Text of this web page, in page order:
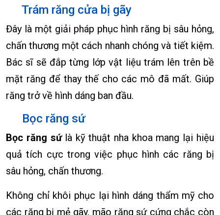
Trám răng cửa bị gãy
Đây là một giải pháp phục hình răng bị sâu hỏng,
chấn thương một cách nhanh chóng và tiết kiệm.
Bác sĩ sẽ đắp từng lớp vật liệu trám lên trên bề
mặt răng để thay thế cho các mô đã mất. Giúp
răng trở về hình dáng ban đầu.
Bọc răng sứ
Bọc răng sứlà kỹ thuật nha khoa mang lại hiệu
quả tích cực trong việc phục hình các răng bị
sâu hỏng, chấn thương.
Không chỉ khôi phục lại hình dáng thẩm mỹ cho
các răng bị mẻ gãy, mão răng sứ cứng chắc còn